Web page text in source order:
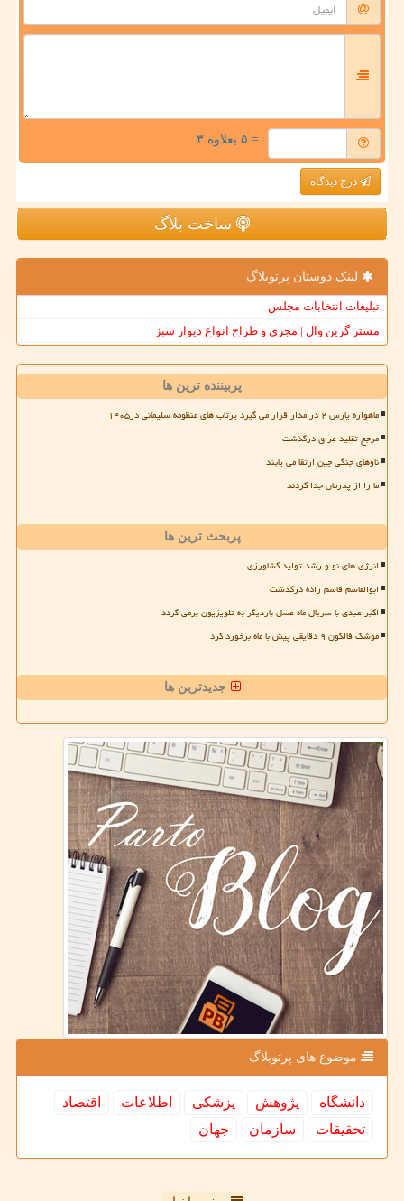
= ۵ بعلاوه ۳
درج دیدگاه
ساخت بلاگ
لینک دوستان پرتوبلاگ
تبلیغات انتخابات مجلس
مستر گرین وال | مجری و طراح انواع دیوار سبز
پربیننده ترین ها
ماهواره پارس ۲ در مدار قرار می گیرد پرتاب های منظومه سلیمانی در۱۴۰۵
مرجع تقلید عراق درگذشت
ناوهای جنگی چین ارتقا می یابند
ما را از پدرمان جدا کردند
پربحث ترین ها
انرژی های نو و رشد تولید کشاورزی
ابوالقاسم قاسم زاده درگذشت
اکبر عبدی با سریال ماه عسل باردیگر به تلویزیون برمی گردد
موشک فالکون ۹ دقایقی پیش با ماه برخورد کرد
جدیدترین ها
موضوع های پرتوبلاگ
دانشگاه پژوهش پزشكی اطلاعات
اقتصاد
تحقیقات
سازمان جهان